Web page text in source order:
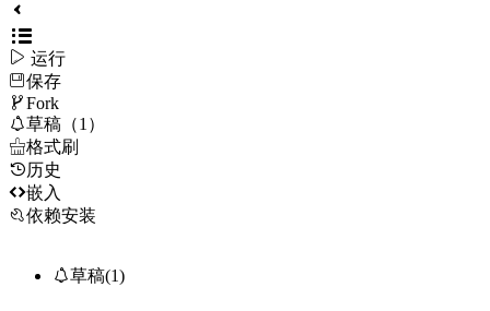
 运行
保存
Fork
草稿（1）
格式刷
历史
嵌入
依赖安装
草稿(1)